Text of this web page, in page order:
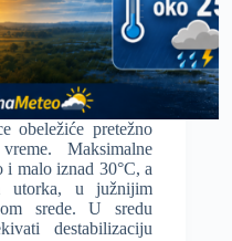
obeležiće pretežno
Maksimalne
i malo iznad 30°C, a
utorka, u južnijim
srede. U sredu
destabilizaciju